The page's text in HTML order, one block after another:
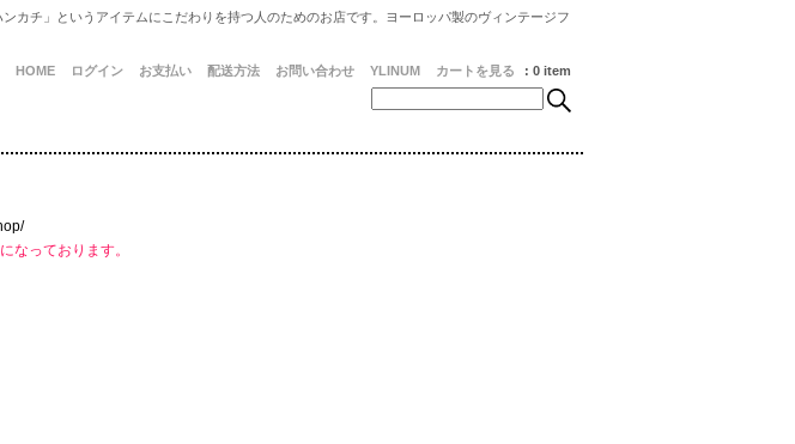
カチ」というアイテムにこだわりを持つ人のためのお店です。ヨーロッパ製のヴィンテージフ
HOME ログイン お支払い 配送方法 お問い合わせ YLINUM カートを見る : 0 item
なっております。